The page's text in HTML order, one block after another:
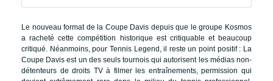
Le nouveau format de la Coupe Davis depuis que le groupe Kosmos
a racheté cette compétition historique est critiquable et beaucoup
critiqué. Néanmoins, pour Tennis Legend, il reste un point positif : La
Coupe Davis est un des seuls tournois qui autorisent les médias non-
détenteurs de droits TV à filmer les entraînements, permission qui